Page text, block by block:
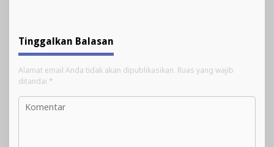
Tinggalkan Balasan
Alamat email Anda tidak akan dipublikasikan. Ruas yang wajib
ditandai *